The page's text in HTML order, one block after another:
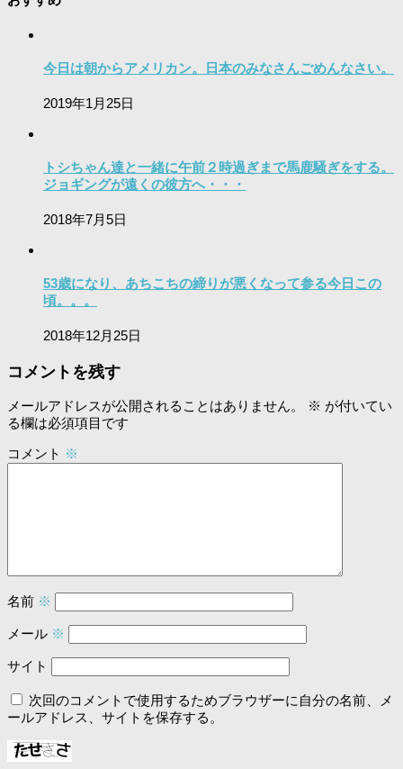
今日は朝からアメリカン。日本のみなさんごめんなさい。
2019年1月25日
トシちゃん達と一緒に午前２時過ぎまで馬鹿騒ぎをする。
ジョギングが遠くの彼方へ・・・
2018年7月5日
53歳になり、あちこちの締りが悪くなって参る今日この
頃。。。
2018年12月25日
コメントを残す
メールアドレスが公開されることはありません。 ※ が付いてい
る欄は必須項目です
コメント ※
名前 ※
メール ※
サイト
次回のコメントで使用するためブラウザーに自分の名前、メ
ールアドレス、サイトを保存する。